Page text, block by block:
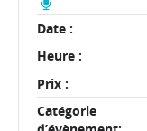
Date :
Heure :
Prix :
Catégorie